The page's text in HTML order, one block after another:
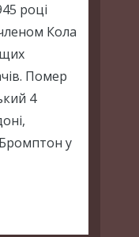
році
Кола
Помер
4
у